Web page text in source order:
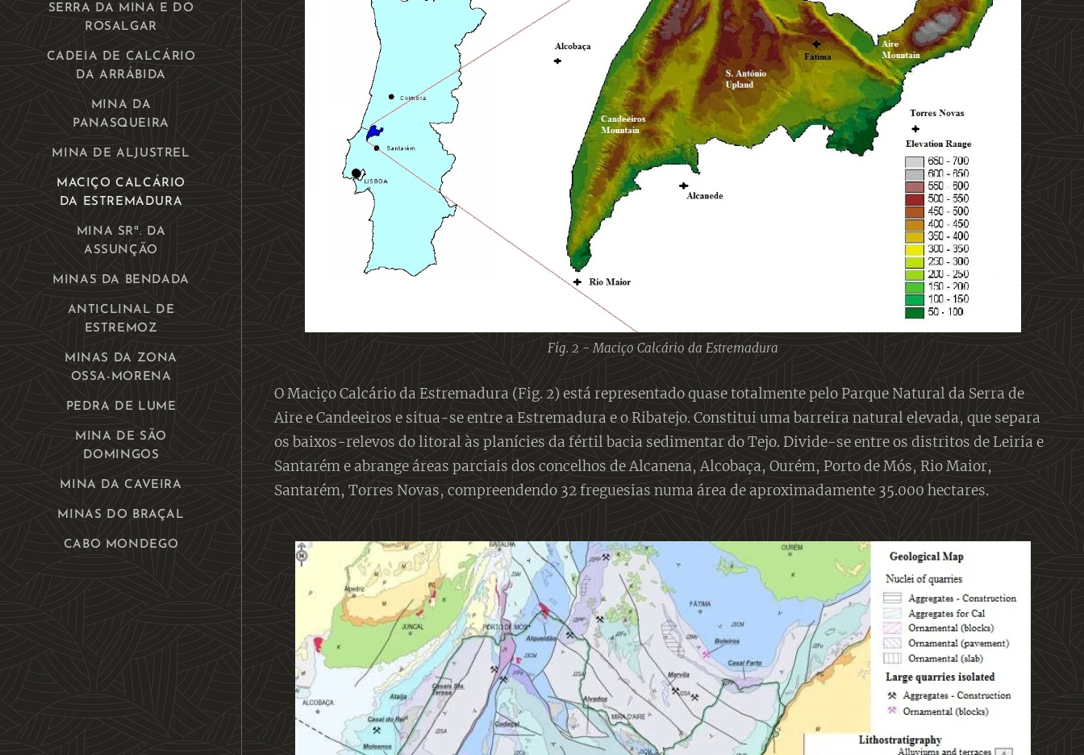
SERRA DA MINA E DO
ROSALGAR
CADEIA DE CALCÁRIO
DA ARRÁBIDA
MINA DA
PANASQUEIRA
MINA DE ALJUSTREL
MACIÇO CALCÁRIO
DA ESTREMADURA
MINA SRª. DA
ASSUNÇÃO
MINAS DA BENDADA
ANTICLINAL DE
ESTREMOZ
MINAS DA ZONA
OSSA-MORENA
PEDRA DE LUME
MINA DE SÃO
DOMINGOS
MINA DA CAVEIRA
MINAS DO BRAÇAL
CABO MONDEGO
Fig. 2 - Maciço Calcário da Estremadura
O Maciço Calcário da Estremadura (Fig. 2) está representado quase totalmente pelo Parque Natural da Serra de
Aire e Candeeiros e situa-se entre a Estremadura e o Ribatejo. Constitui uma barreira natural elevada, que separa
os baixos-relevos do litoral às planícies da fértil bacia sedimentar do Tejo. Divide-se entre os distritos de Leiria e
Santarém e abrange áreas parciais dos concelhos de Alcanena, Alcobaça, Ourém, Porto de Mós, Rio Maior,
Santarém, Torres Novas, compreendendo 32 freguesias numa área de aproximadamente 35.000 hectares.